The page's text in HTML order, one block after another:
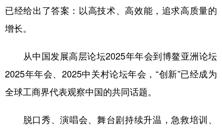
已经给出了答案：以高技术、高效能，追求高质量的
增长。
从中国发展高层论坛2025年年会到博鳌亚洲论坛
2025年年会、2025中关村论坛年会，“创新”已经成为
全球工商界代表观察中国的共同话题。
脱口秀、演唱会、舞台剧持续升温，急救培训、